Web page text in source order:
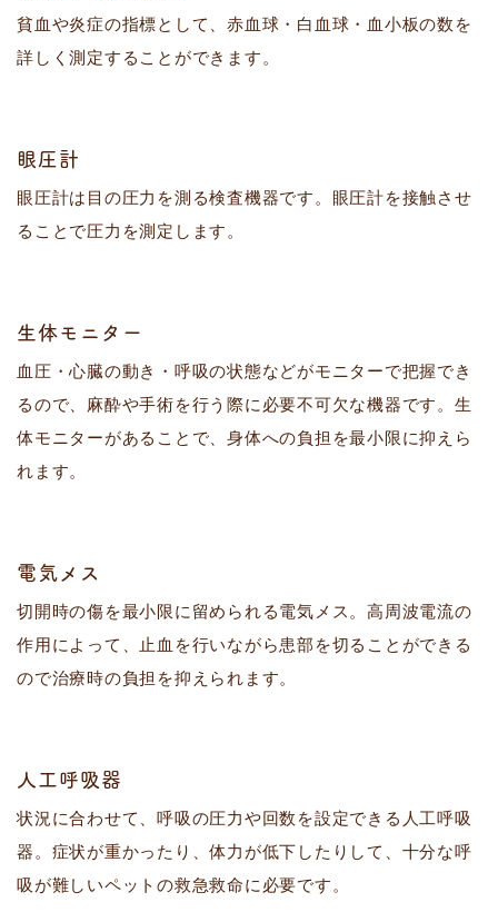
貧血や炎症の指標として、赤血球・白血球・血小板の数を
詳しく測定することができます。
眼圧計
眼圧計は目の圧力を測る検査機器です。眼圧計を接触させ
ることで圧力を測定します。
生体モニター
血圧・心臓の動き・呼吸の状態などがモニターで把握でき
るので、麻酔や手術を行う際に必要不可欠な機器です。生
体モニターがあることで、身体への負担を最小限に抑えら
れます。
電気メス
切開時の傷を最小限に留められる電気メス。高周波電流の
作用によって、止血を行いながら患部を切ることができる
ので治療時の負担を抑えられます。
人工呼吸器
状況に合わせて、呼吸の圧力や回数を設定できる人工呼吸
器。症状が重かったり、体力が低下したりして、十分な呼
吸が難しいペットの救急救命に必要です。